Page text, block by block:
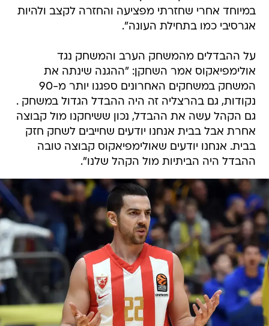
במיוחד אחרי שחזרתי מפציעה והחזרה לקצב ולהיות
אגרסיבי כמו בתחילת העונה".
על ההבדלים מהמשחק הערב והמשחק נגד
אולימפיאקוס אמר השחקן: "ההגנה שינתה את
המשחק במשחקים האחרונים ספגנו יותר מ-90
נקודות, גם בהרצליה זה היה ההבדל הגדול במשחק .
גם הקהל עשה את ההבדל, נכון ששיחקנו מול קבוצה
אחרת אבל בבית אנחנו יודעים שחייבים לשחק חזק
בבית. אנחנו יודעים שאולימפיאקוס קבוצה טובה
ההבדל היה הביתיות מול הקהל שלנו".